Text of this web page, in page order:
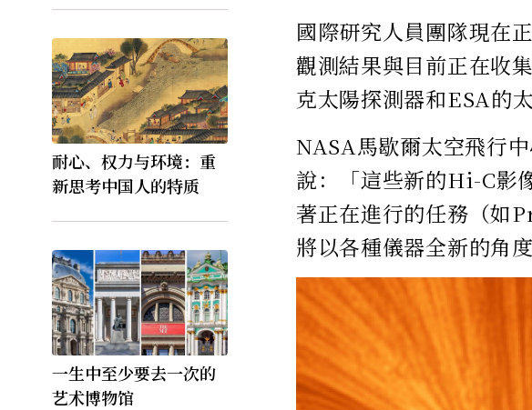
耐心、权力与环境：重
新思考中国人的特质
一生中至少要去一次的
艺术博物馆
國際研究人員團隊現在
觀測結果與目前正在收
克太陽探測器和ESA的
NASA馬歇爾太空飛行
說：「這些新的Hi-C影
著正在進行的任務（如
將以各種儀器全新的角